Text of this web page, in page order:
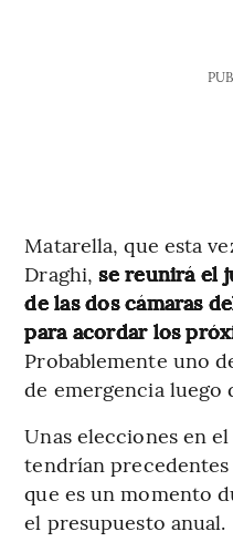
Matarella, que esta
Draghi, se reunirá el
de las dos cámaras
para acordar los
Probablemente uno
de emergencia luego
Unas elecciones en
tendrían
que es un momento
el presupuesto anual.